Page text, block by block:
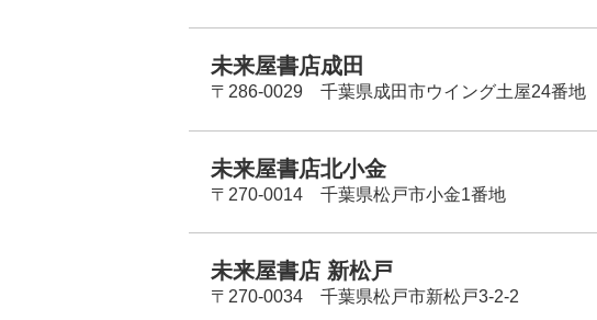
未来屋書店成田
〒286-0029 千葉県成田市ウイング土屋24番地
未来屋書店北小金
〒270-0014 千葉県松戸市小金1番地
未来屋書店 新松戸
〒270-0034 千葉県松戸市新松戸3-2-2